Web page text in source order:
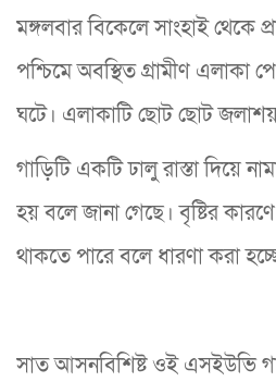
মঙ্গলবার বিকেলে সাংহাই থেকে
পশ্চিমে অবস্থিত গ্রামীণ এলাকা
ঘটে। এলাকাটি ছোট ছোট
গাড়িটি একটি ঢালু রাস্তা দিয়ে
হয় বলে জানা গেছে। বৃষ্টির কারণে
থাকতে পারে বলে ধারণা করা
সাত আসনবিশিষ্ট ওই এসইউভি